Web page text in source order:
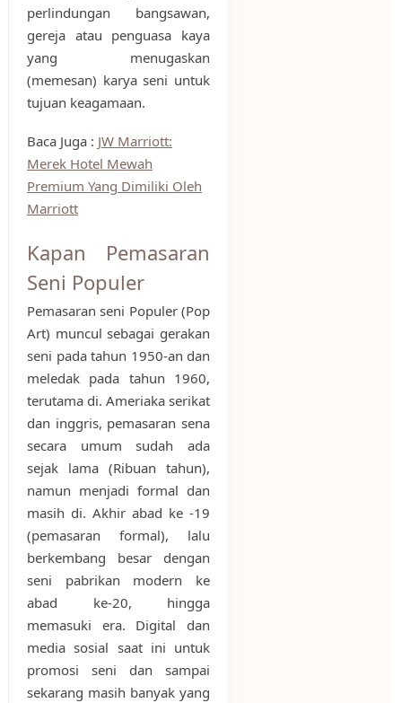
perlindungan bangsawan,
gereja atau penguasa kaya
yang menugaskan
(memesan) karya seni untuk
tujuan keagamaan.
Baca Juga : JW Marriott:
Merek Hotel Mewah
Premium Yang Dimiliki Oleh
Marriott
Kapan Pemasaran
Seni Populer
Pemasaran seni Populer (Pop
Art) muncul sebagai gerakan
seni pada tahun 1950-an dan
meledak pada tahun 1960,
terutama di. Ameriaka serikat
dan inggris, pemasaran sena
secara umum sudah ada
sejak lama (Ribuan tahun),
namun menjadi formal dan
masih di. Akhir abad ke -19
(pemasaran formal), lalu
berkembang besar dengan
seni pabrikan modern ke
abad ke-20, hingga
memasuki era. Digital dan
media sosial saat ini untuk
promosi seni dan sampai
sekarang masih banyak yang